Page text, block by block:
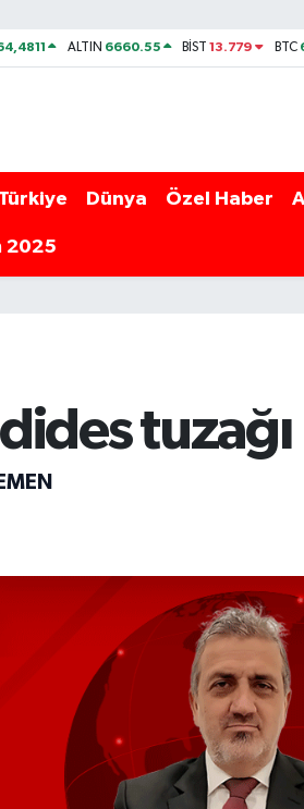
ALTIN 6660.55 BİST13.779 BTC
Türkiye Dünya Özel Haber
2025
tuzağı